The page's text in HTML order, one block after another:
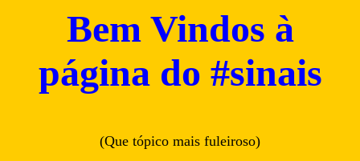
Bem Vindos à
página do #sinais
(Que tópico mais fuleiroso)